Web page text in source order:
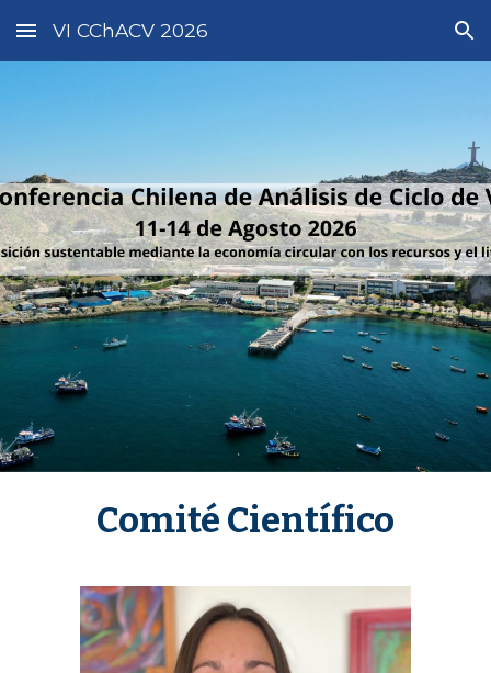
Skip to main content Skip to navigation
VI CChACV 2026
Comité Científico